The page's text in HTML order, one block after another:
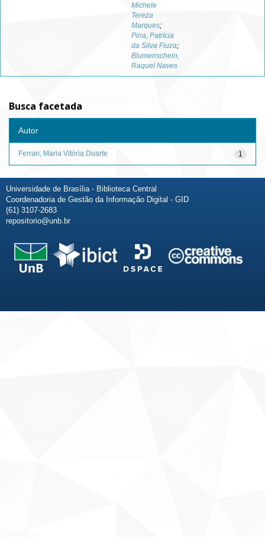
Michele
Tereza
Marques;
Pina, Patrícia
da Silva Fiuza;
Blumenschein,
Raquel Naves
Busca facetada
Autor
1
Ferrari, Maria Vitória Duarte
Universidade de Brasília - Biblioteca Central
Coordenadoria de Gestão da Informação Digital - GID
(61) 3107-2683
repositorio@unb.br